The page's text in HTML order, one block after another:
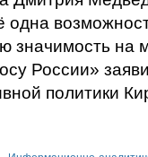
значимость на
России»
политики